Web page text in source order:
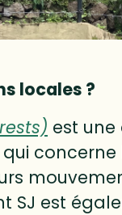
locales ?
est
concerne
SJ est